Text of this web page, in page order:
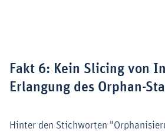
Fakt 6: Kein Slicing von
Erlangung des Orphan-
Hinter den Stichworten